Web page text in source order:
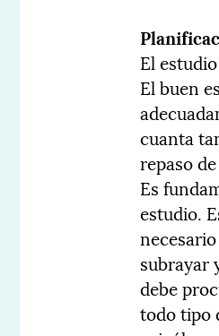
El
El buen
cuanta
repaso
Es
estudio.
subrayar
debe
todo tipo